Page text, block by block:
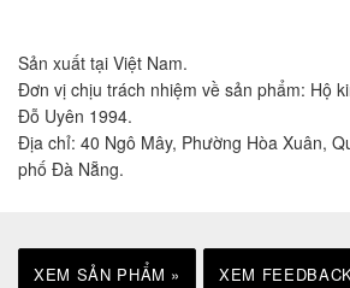
Sản xuất tại Việt Nam.
Đơn vị chịu trách nhiệm về sản phẩm: Hộ
Đỗ Uyên 1994.
Địa chỉ: 40 Ngô Mây, Phường Hòa Xuân,
phố Đà Nẵng.
XEM SẢN PHẨM » XEM